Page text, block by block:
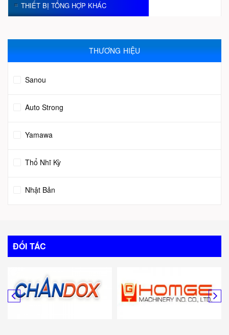
THIẾT BỊ TỔNG HỢP KHÁC
THƯƠNG HIỆU
Sanou
Auto Strong
Yamawa
Thổ Nhĩ Kỳ
Nhật Bản
Italy
Canada
ĐỐI TÁC